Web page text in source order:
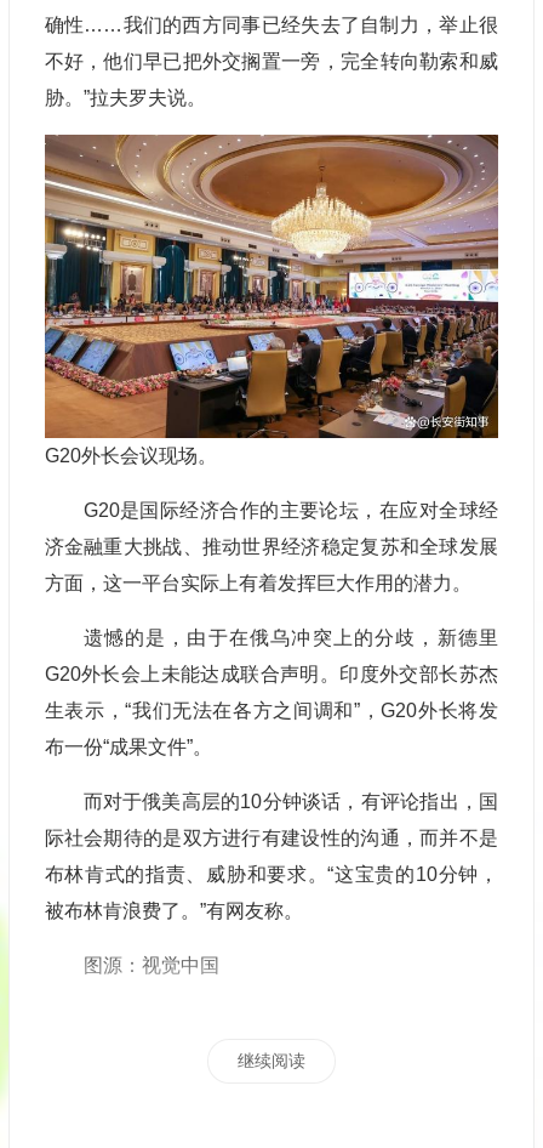
确性……我们的西方同事已经失去了自制力，举止很
不好，他们早已把外交搁置一旁，完全转向勒索和威
胁。”拉夫罗夫说。
G20外长会议现场。
G20是国际经济合作的主要论坛，在应对全球经
济金融重大挑战、推动世界经济稳定复苏和全球发展
方面，这一平台实际上有着发挥巨大作用的潜力。
遗憾的是，由于在俄乌冲突上的分歧，新德里
G20外长会上未能达成联合声明。印度外交部长苏杰
生表示，“我们无法在各方之间调和”，G20外长将发
布一份“成果文件”。
而对于俄美高层的10分钟谈话，有评论指出，国
际社会期待的是双方进行有建设性的沟通，而并不是
布林肯式的指责、威胁和要求。“这宝贵的10分钟，
被布林肯浪费了。”有网友称。
图源：视觉中国
继续阅读